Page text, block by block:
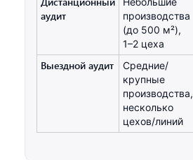
аудит
производства
(до 500 м²),
1–2 цеха
Выездной аудит
Средние/
крупные
производства,
несколько
цехов/линий